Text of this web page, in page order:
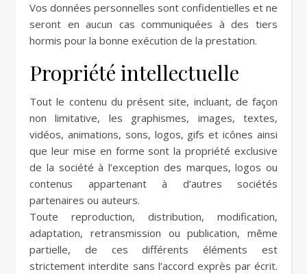
Vos données personnelles sont confidentielles et ne
seront en aucun cas communiquées à des tiers
hormis pour la bonne exécution de la prestation.
Propriété intellectuelle
Tout le contenu du présent site, incluant, de façon
non limitative, les graphismes, images, textes,
vidéos, animations, sons, logos, gifs et icônes ainsi
que leur mise en forme sont la propriété exclusive
de la société à l’exception des marques, logos ou
contenus appartenant à d’autres sociétés
partenaires ou auteurs.
Toute reproduction, distribution, modification,
adaptation, retransmission ou publication, même
partielle, de ces différents éléments est
strictement interdite sans l’accord exprès par écrit.